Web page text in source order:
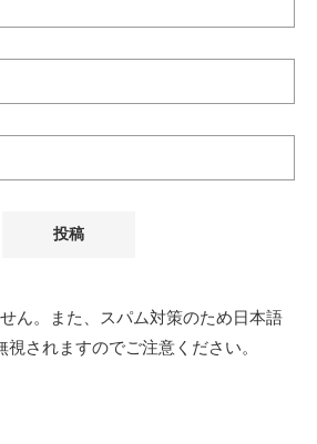
ん。また、スパム対策のため日本語
されますのでご注意ください。